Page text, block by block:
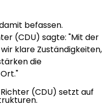
befassen.
(CDU) sagte: "Mit der
klare Zuständigkeiten,
die